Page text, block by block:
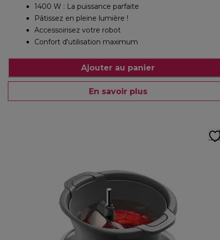
1400 W : La puissance parfaite
Pâtissez en pleine lumière !
Accessoirisez votre robot
Confort d'utilisation maximum
Ajouter au panier
En savoir plus